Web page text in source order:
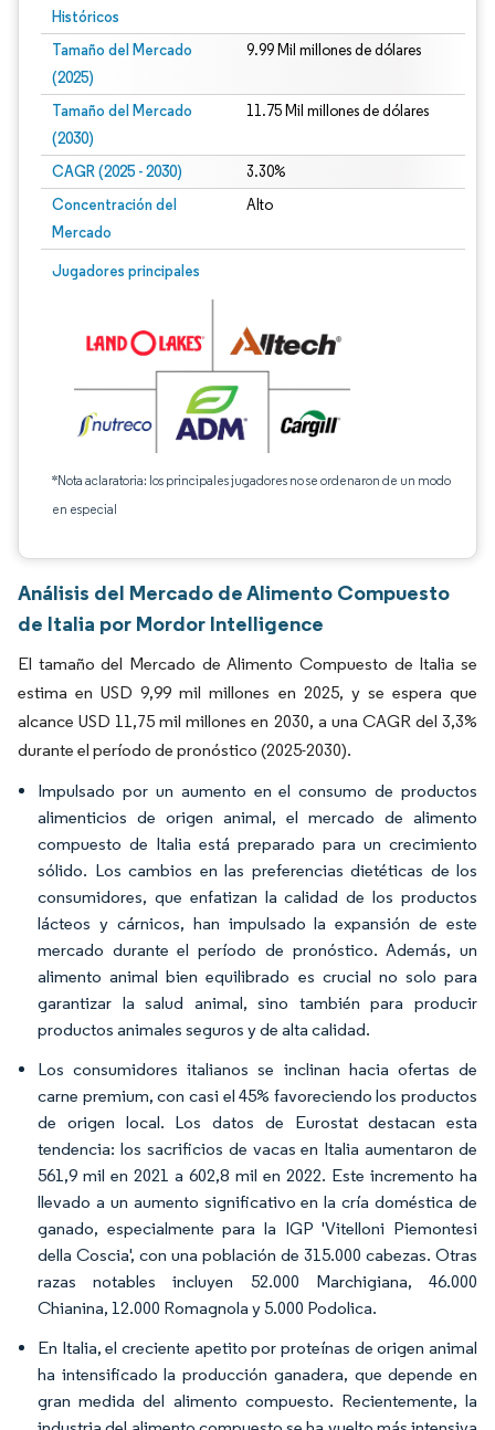
Históricos
Tamaño del Mercado
(2025)
9.99 Mil millones de dólares
Tamaño del Mercado
(2030)
11.75 Mil millones de dólares
CAGR (2025 - 2030) 3.30%
Concentración del
Mercado
Alto
Jugadores principales
*Nota aclaratoria: los principales jugadores no se ordenaron de un modo
en especial
Análisis del Mercado de Alimento Compuesto
de Italia por Mordor Intelligence
El tamaño del Mercado de Alimento Compuesto de Italia se
estima en USD 9,99 mil millones en 2025, y se espera que
alcance USD 11,75 mil millones en 2030, a una CAGR del 3,3%
durante el período de pronóstico (2025-2030).
Impulsado por un aumento en el consumo de productos
alimenticios de origen animal, el mercado de alimento
compuesto de Italia está preparado para un crecimiento
sólido. Los cambios en las preferencias dietéticas de los
consumidores, que enfatizan la calidad de los productos
lácteos y cárnicos, han impulsado la expansión de este
mercado durante el período de pronóstico. Además, un
alimento animal bien equilibrado es crucial no solo para
garantizar la salud animal, sino también para producir
productos animales seguros y de alta calidad.
Los consumidores italianos se inclinan hacia ofertas de
carne premium, con casi el 45% favoreciendo los productos
de origen local. Los datos de Eurostat destacan esta
tendencia: los sacrificios de vacas en Italia aumentaron de
561,9 mil en 2021 a 602,8 mil en 2022. Este incremento ha
llevado a un aumento significativo en la cría doméstica de
ganado, especialmente para la IGP 'Vitelloni Piemontesi
della Coscia', con una población de 315.000 cabezas. Otras
razas notables incluyen 52.000 Marchigiana, 46.000
Chianina, 12.000 Romagnola y 5.000 Podolica.
En Italia, el creciente apetito por proteínas de origen animal
ha intensificado la producción ganadera, que depende en
gran medida del alimento compuesto. Recientemente, la